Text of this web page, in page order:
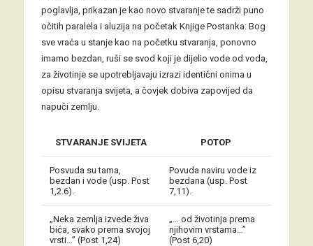
poglavlja, prikazan je kao novo stvaranje te sadrži puno
očitih paralela i aluzija na početak Knjige Postanka: Bog
sve vraća u stanje kao na početku stvaranja, ponovno
imamo bezdan, ruši se svod koji je dijelio vode od voda,
za životinje se upotrebljavaju izrazi identični onima u
opisu stvaranja svijeta, a čovjek dobiva zapovijed da
napuči zemlju.
STVARANJE SVIJETA POTOP
Posvuda su tama,
bezdan i vode (usp. Post
1,2.6).
Povuda naviru vode iz
bezdana (usp. Post
7,11).
„Neka zemlja izvede živa
bića, svako prema svojoj
vrsti…” (Post 1,24)
„… od životinja prema
njihovim vrstama…”
(Post 6,20)